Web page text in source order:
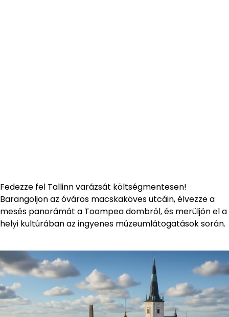
Fedezze fel Tallinn varázsát költségmentesen!
Barangoljon az óváros macskaköves utcáin, élvezze a
mesés panorámát a Toompea dombról, és merüljön el a
helyi kultúrában az ingyenes múzeumlátogatások során.